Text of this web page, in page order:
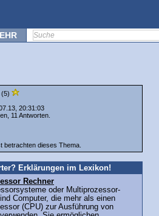
(5)
20:31:03
11 Antworten.
betrachten dieses Thema.
Erklärungen im Lexikon!
Rechner
oder Multiprozessor-
Computer, die mehr als einen
(CPU) zur Ausführung von